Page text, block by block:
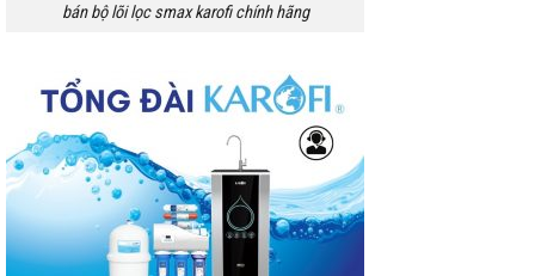
bán bộ lõi lọc smax karofi chính hãng